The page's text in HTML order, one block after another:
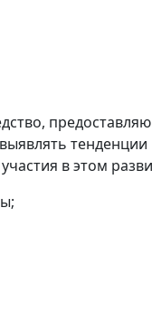
в этом